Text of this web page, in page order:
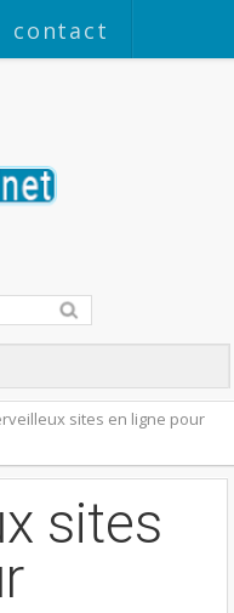
contact
sites en ligne pour
sites